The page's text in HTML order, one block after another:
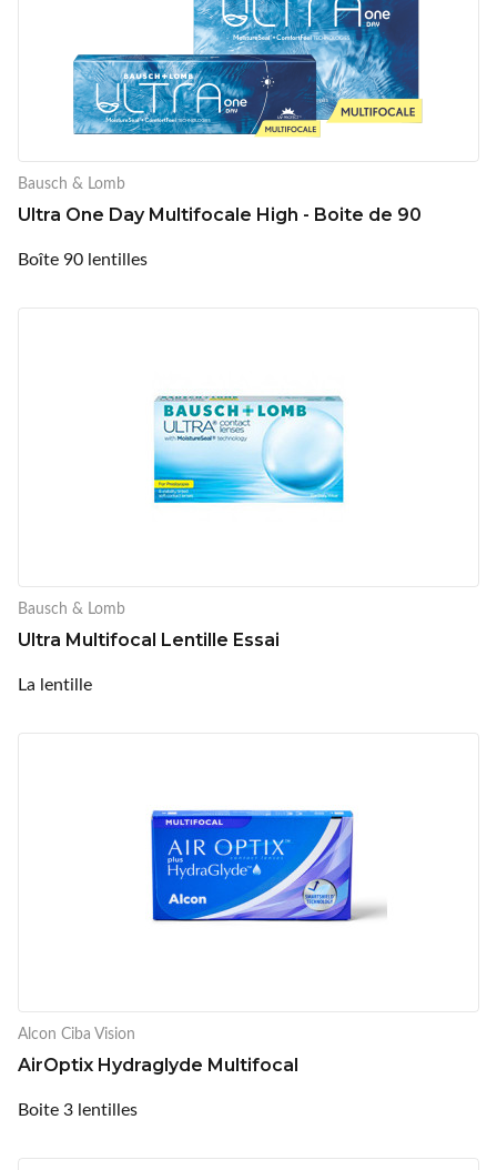
Bausch & Lomb
Ultra One Day Multifocale High - Boite de 90
Boîte 90 lentilles
Bausch & Lomb
Ultra Multifocal Lentille Essai
La lentille
Alcon Ciba Vision
AirOptix Hydraglyde Multifocal
Boite 3 lentilles